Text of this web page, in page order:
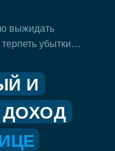
И
выжидать
убытки…